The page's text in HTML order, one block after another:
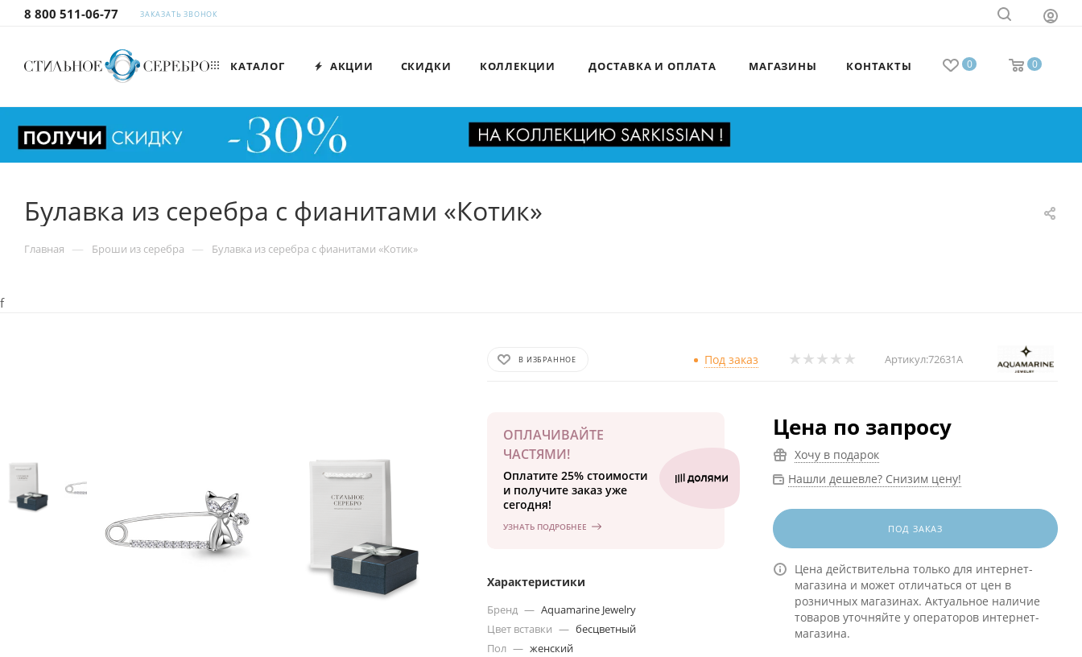
8 800 511-06-77 ЗАКАЗАТЬ ЗВОНОК
0 0
КАТАЛОГ АКЦИИ СКИДКИ КОЛЛЕКЦИИ ДОСТАВКА И ОПЛАТА МАГАЗИНЫ КОНТАКТЫ
Булавка из серебра с фианитами «Котик»
Главная — Броши из серебра — Булавка из серебра с фианитами «Котик»
f
В ИЗБРАННОЕ Под заказ Артикул:72631А
ОПЛАЧИВАЙТЕ
ЧАСТЯМИ!
Оплатите 25% стоимости
и получите заказ уже
сегодня!
УЗНАТЬ ПОДРОБНЕЕ
Характеристики
Бренд — Aquamarine Jewelry
Цвет вставки — бесцветный
Пол — женский
Цена по запросу
Хочу в подарок
Нашли дешевле? Снизим цену!
ПОД ЗАКАЗ
Цена действительна только для интернет-
магазина и может отличаться от цен в
розничных магазинах. Актуальное наличие
товаров уточняйте у операторов интернет-
магазина.